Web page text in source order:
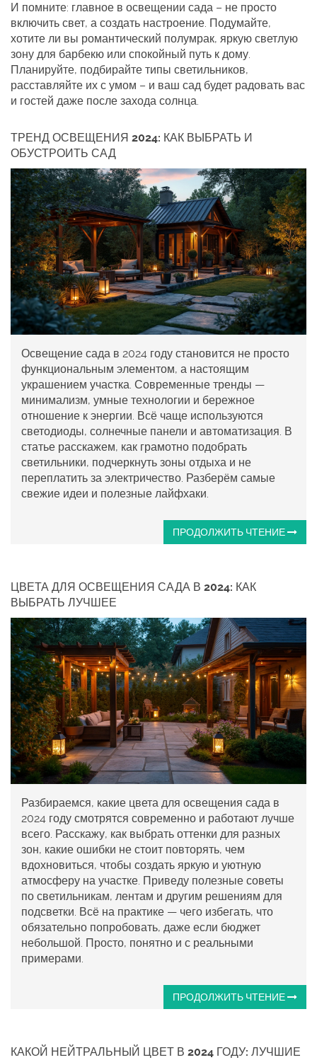
И помните: главное в освещении сада – не просто
включить свет, а создать настроение. Подумайте,
хотите ли вы романтический полумрак, яркую светлую
зону для барбекю или спокойный путь к дому.
Планируйте, подбирайте типы светильников,
расставляйте их с умом – и ваш сад будет радовать вас
и гостей даже после захода солнца.
ТРЕНД ОСВЕЩЕНИЯ 2024: КАК ВЫБРАТЬ И
ОБУСТРОИТЬ САД
Освещение сада в 2024 году становится не просто
функциональным элементом, а настоящим
украшением участка. Современные тренды —
минимализм, умные технологии и бережное
отношение к энергии. Всё чаще используются
светодиоды, солнечные панели и автоматизация. В
статье расскажем, как грамотно подобрать
светильники, подчеркнуть зоны отдыха и не
переплатить за электричество. Разберём самые
свежие идеи и полезные лайфхаки.
ПРОДОЛЖИТЬ ЧТЕНИЕ
ЦВЕТА ДЛЯ ОСВЕЩЕНИЯ САДА В 2024: КАК
ВЫБРАТЬ ЛУЧШЕЕ
Разбираемся, какие цвета для освещения сада в
2024 году смотрятся современно и работают лучше
всего. Расскажу, как выбрать оттенки для разных
зон, какие ошибки не стоит повторять, чем
вдохновиться, чтобы создать яркую и уютную
атмосферу на участке. Приведу полезные советы
по светильникам, лентам и другим решениям для
подсветки. Всё на практике — чего избегать, что
обязательно попробовать, даже если бюджет
небольшой. Просто, понятно и с реальными
примерами.
ПРОДОЛЖИТЬ ЧТЕНИЕ
КАКОЙ НЕЙТРАЛЬНЫЙ ЦВЕТ В 2024 ГОДУ: ЛУЧШИЕ